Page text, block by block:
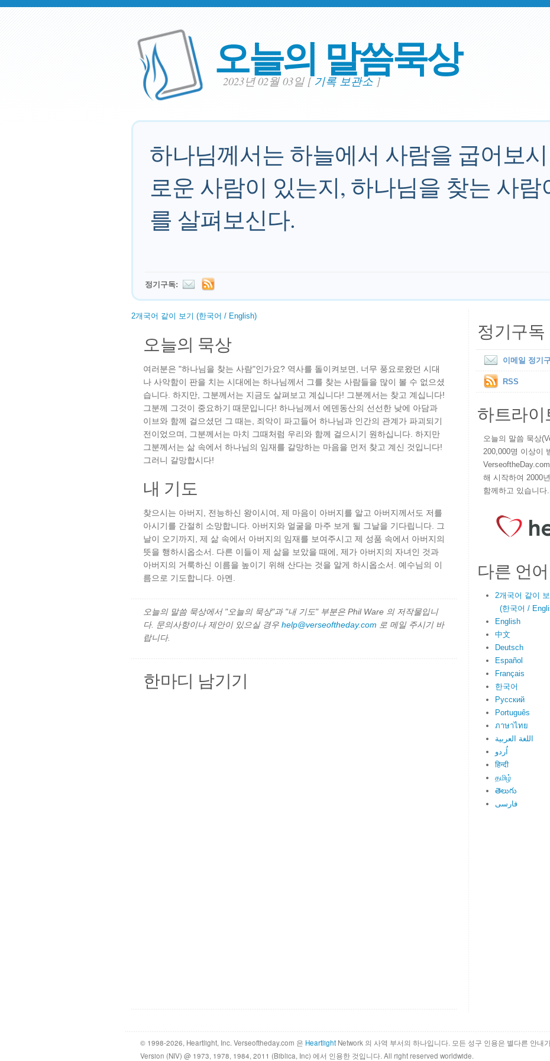
오늘의 말씀묵상
2023년 02월 03일 [기록 보관소]
하나님께서는 하늘에서 사람을 굽어보
로운 사람이 있는지, 하나님을 찾는 사람
를 살펴보신다.
정기구독:
2개국어 같이 보기 (한국어 / English)
오늘의 묵상
여러분은 "하나님을 찾는 사람"인가요? 역사를 돌이켜보면, 너무 풍요로왔던 시대
나 사악함이 판을 치는 시대에는 하나님께서 그를 찾는 사람들을 많이 볼 수 없으셨
습니다. 하지만, 그분께서는 지금도 살펴보고 계십니다! 그분께서는 찾고 계십니다!
그분께 그것이 중요하기 때문입니다! 하나님께서 에덴동산의 선선한 낮에 아담과
이브와 함께 걸으셨던 그 때는, 죄악이 파고들어 하나님과 인간의 관계가 파괴되기
전이었으며, 그분께서는 마치 그때처럼 우리와 함께 걸으시기 원하십니다. 하지만
그분께서는 삶 속에서 하나님의 임재를 갈망하는 마음을 먼저 찾고 계신 것입니다!
그러니 갈망합시다!
내 기도
찾으시는 아버지, 전능하신 왕이시여, 제 마음이 아버지를 알고 아버지께서도 저를
아시기를 간절히 소망합니다. 아버지와 얼굴을 마주 보게 될 그날을 기다립니다. 그
날이 오기까지, 제 삶 속에서 아버지의 임재를 보여주시고 제 성품 속에서 아버지의
뜻을 행하시옵소서. 다른 이들이 제 삶을 보았을 때에, 제가 아버지의 자녀인 것과
아버지의 거룩하신 이름을 높이기 위해 산다는 것을 알게 하시옵소서. 예수님의 이
름으로 기도합니다. 아멘.
오늘의 말씀 묵상에서 "오늘의 묵상"과 "내 기도" 부분은 Phil Ware 의 저작물입니
다. 문의사항이나 제안이 있으실 경우 help@verseoftheday.com 로 메일 주시기 바
랍니다.
한마디 남기기
정기구독
이메일 정기
RSS
하트라이
오늘의 말씀 묵상
200,000명 이상이
해 시작하여 2000
함께하고 있습니다.
다른 언
2개국어 같이
(한국어 /
English
中文
Deutsch
Español
Français
한국어
Русский
Português
ภาษาไทย
اللغة العربية
اُردو
हिन्दी
தமிழ்
తెలుగు
فارسی
© 1998-2026, Heartlight, Inc. Verseoftheday.com 은 Heartlight Network 의 사역 부서의 하나입니다. 모든 성구 인용은 별다른 안내
Version (NIV) @ 1973, 1978, 1984, 2011 (Biblica, Inc) 에서 인용한 것입니다. All right reserved worldwide.